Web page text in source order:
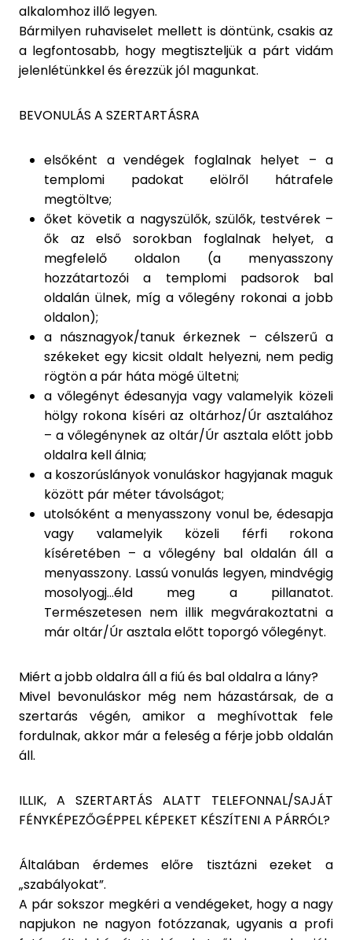
alkalomhoz illő legyen.
Bármilyen ruhaviselet mellett is döntünk, csakis az
a legfontosabb, hogy megtiszteljük a párt vidám
jelenlétünkkel és érezzük jól magunkat.
BEVONULÁS A SZERTARTÁSRA
elsőként a vendégek foglalnak helyet – a
templomi padokat elölről hátrafele
megtöltve;
őket követik a nagyszülők, szülők, testvérek –
ők az első sorokban foglalnak helyet, a
megfelelő oldalon (a menyasszony
hozzátartozói a templomi padsorok bal
oldalán ülnek, míg a vőlegény rokonai a jobb
oldalon);
a násznagyok/tanuk érkeznek – célszerű a
székeket egy kicsit oldalt helyezni, nem pedig
rögtön a pár háta mögé ültetni;
a vőlegényt édesanyja vagy valamelyik közeli
hölgy rokona kíséri az oltárhoz/Úr asztalához
– a vőlegénynek az oltár/Úr asztala előtt jobb
oldalra kell álnia;
a koszorúslányok vonuláskor hagyjanak maguk
között pár méter távolságot;
utolsóként a menyasszony vonul be, édesapja
vagy valamelyik közeli férfi rokona
kíséretében – a vőlegény bal oldalán áll a
menyasszony. Lassú vonulás legyen, mindvégig
mosolyogj…éld meg a pillanatot.
Természetesen nem illik megvárakoztatni a
már oltár/Úr asztala előtt toporgó vőlegényt.
Miért a jobb oldalra áll a fiú és bal oldalra a lány?
Mivel bevonuláskor még nem házastársak, de a
szertarás végén, amikor a meghívottak fele
fordulnak, akkor már a feleség a férje jobb oldalán
áll.
ILLIK, A SZERTARTÁS ALATT TELEFONNAL/SAJÁT
FÉNYKÉPEZŐGÉPPEL KÉPEKET KÉSZÍTENI A PÁRRÓL?
Általában érdemes előre tisztázni ezeket a
„szabályokat”.
A pár sokszor megkéri a vendégeket, hogy a nagy
napjukon ne nagyon fotózzanak, ugyanis a profi